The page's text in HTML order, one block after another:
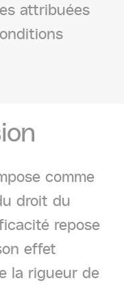
attribuées
comme
droit du
repose
effet
la rigueur de